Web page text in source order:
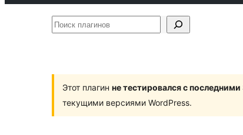
Поиск
Этот плагин не тестировался с
текущими версиями WordPress.